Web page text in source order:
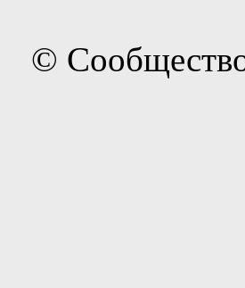
©